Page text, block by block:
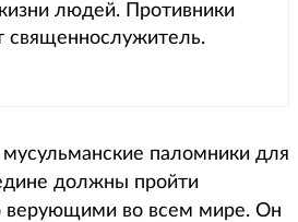
людей. Противники
священнослужитель.
паломники для
должны пройти
верующими во всем мире. Он